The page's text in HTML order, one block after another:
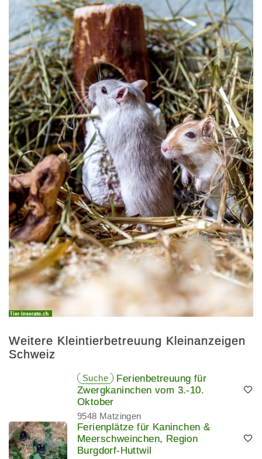
Weitere Kleintierbetreuung Kleinanzeigen
Schweiz
Suche
Ferienbetreuung für
Zwergkaninchen vom 3.-10.
Oktober
9548 Matzingen
Ferienplätze für Kaninchen &
Meerschweinchen, Region
Burgdorf-Huttwil